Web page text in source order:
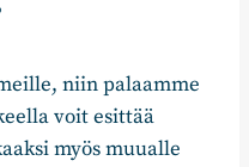
niin palaamme
voit esittää
myös muualle